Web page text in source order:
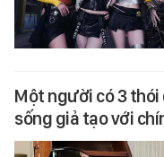
Một người có 3
sống giả tạo với